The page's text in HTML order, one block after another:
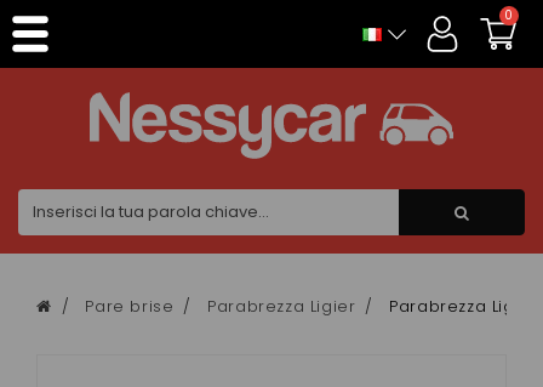
0
Pare brise Parabrezza Ligier Parabrezza Ligier
Pannello di gestione dei cookies